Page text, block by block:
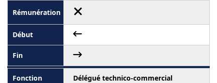
Délégué technico-commercial